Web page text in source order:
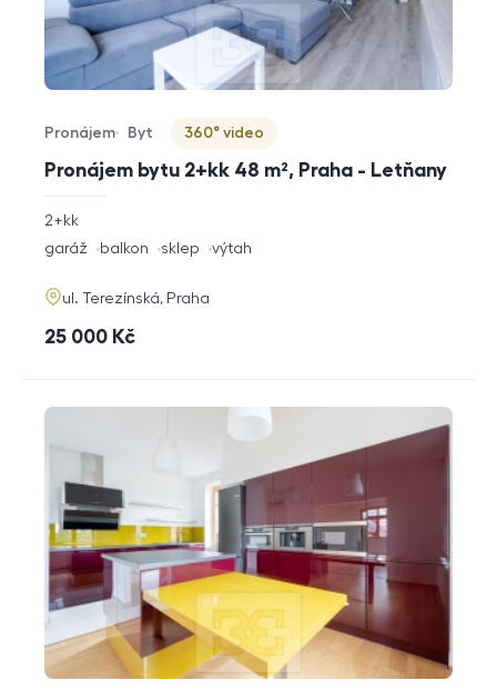
Pronájem bytu 2+kk 48 m², Praha - Letňany
Typ nabídky
Pronájem
Typ nemovitosti
Byt
Virtuální prohlídka
360° video
rozměry
2+kk
funkce
garáž balkon sklep výtah
adresa
ul. Terezínská, Praha
cena
25 000 Kč